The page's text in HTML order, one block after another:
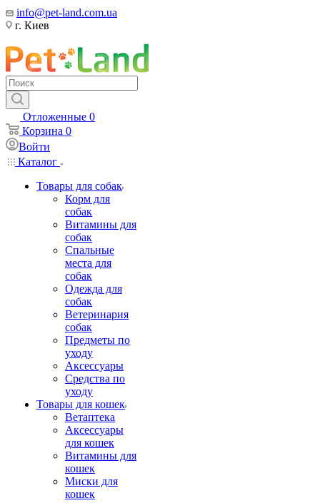
info@pet-land.com.ua
г. Киев
Отложенные 0
Корзина 0
Войти
Каталог
Товары для собак
Корм для
собак
Витамины для
собак
Спальные
места для
собак
Одежда для
собак
Ветеринария
собак
Предметы по
уходу
Аксессуары
Средства по
уходу
Товары для кошек
Ветаптека
Аксессуары
для кошек
Витамины для
кошек
Миски для
кошек